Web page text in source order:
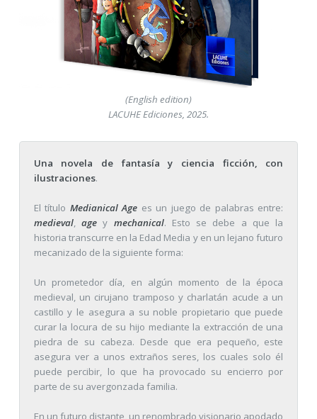
(English edition)
LACUHE Ediciones, 2025.
Una novela de fantasía y ciencia ficción, con
ilustraciones.
El título Medianical Age es un juego de palabras entre:
medieval, agey mechanical. Esto se debe a que la
historia transcurre en la Edad Media y en un lejano futuro
mecanizado de la siguiente forma:
Un prometedor día, en algún momento de la época
medieval, un cirujano tramposo y charlatán acude a un
castillo y le asegura a su noble propietario que puede
curar la locura de su hijo mediante la extracción de una
piedra de su cabeza. Desde que era pequeño, este
asegura ver a unos extraños seres, los cuales solo él
puede percibir, lo que ha provocado su encierro por
parte de su avergonzada familia.
En un futuro distante, un renombrado visionario apodado